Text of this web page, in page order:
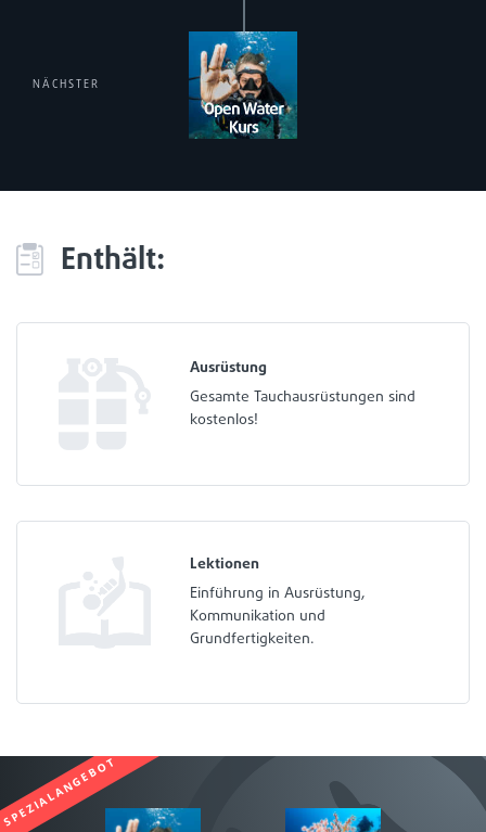
NÄCHSTER
Enthält:
Ausrüstung
Gesamte Tauchausrüstungen sind
kostenlos!
Lektionen
Einführung in Ausrüstung,
Kommunikation und
Grundfertigkeiten.
SPEZIALANGEBOT